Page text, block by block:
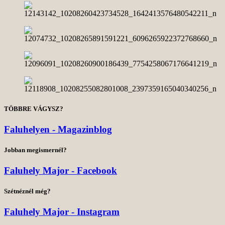
TÖBBRE VÁGYSZ?
Faluhelyen - Magazinblog
Jobban megismernél?
Faluhely Major - Facebook
Szétnéznél még?
Faluhely Major - Instagram